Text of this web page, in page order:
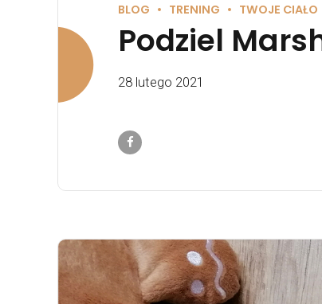
BLOG TRENING TWOJE CIAŁO
Podziel
28 lutego 2021